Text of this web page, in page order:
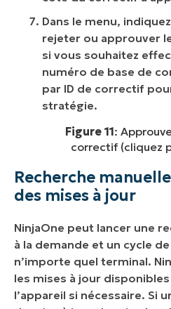
Dans le menu,
rejeter ou approuver
si vous souhaitez
numéro de base de
par ID de correctif
stratégie.
Figure 11:
correctif (cliquez
Recherche
des mises à jour
NinjaOne peut lancer une
à la demande et un cycle
n’importe quel terminal.
les mises à jour
l’appareil si nécessaire. Si